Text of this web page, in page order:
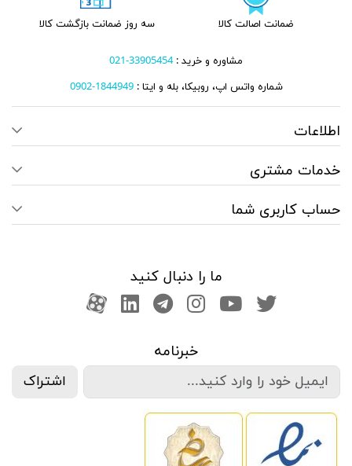
ضمانت اصالت کالا سه روز ضمانت بازگشت کالا
مشاوره و خرید :33905454-021
شماره واتس اپ، روبیکا، بله و ایتا : 1844949-0902
اطلاعات
خدمات مشتری
حساب کاربری شما
ما را دنبال کنید
صفحه تویتر
کانال یوتوب
اینستاگرام
کانال تلگرام
کانال لینکدین
آپارات
خبرنامه
اشتراک